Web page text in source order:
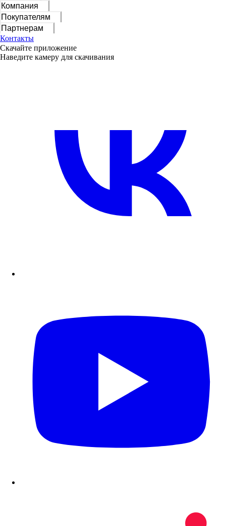
Компания
Покупателям
Партнерам
Контакты
Скачайте приложение
Наведите камеру для скачивания